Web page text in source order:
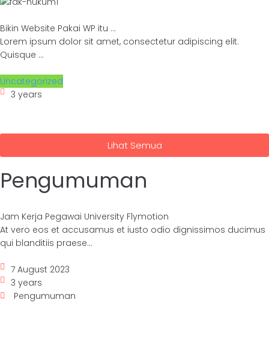
Bikin Website Pakai WP itu ...
Lorem ipsum dolor sit amet, consectetur adipiscing elit.
Quisque ...
Uncategorized
3 years
Lihat Semua
Pengumuman
Jam Kerja Pegawai University Flymotion
At vero eos et accusamus et iusto odio dignissimos ducimus
qui blanditiis praese...
7 August 2023
3 years
Pengumuman